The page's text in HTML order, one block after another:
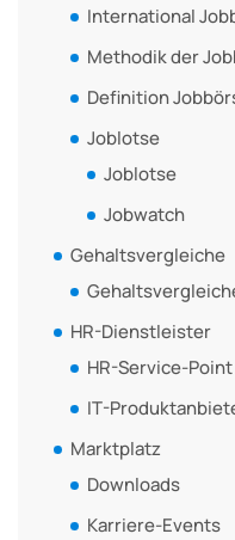
International
Methodik der
Definition
Joblotse
Joblotse
Jobwatch
Gehaltsvergleiche
HR-Dienstleister
HR-Service-Point
IT-
Marktplatz
Downloads
Karriere-Events